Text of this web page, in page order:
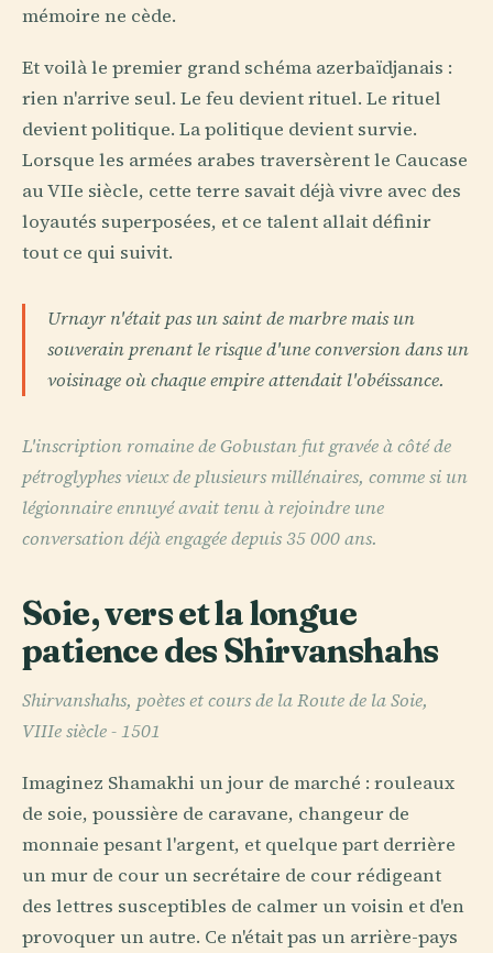
mémoire ne cède.
Et voilà le premier grand schéma azerbaïdjanais :
rien n'arrive seul. Le feu devient rituel. Le rituel
devient politique. La politique devient survie.
Lorsque les armées arabes traversèrent le Caucase
au VIIe siècle, cette terre savait déjà vivre avec des
loyautés superposées, et ce talent allait définir
tout ce qui suivit.
Urnayr n'était pas un saint de marbre mais un
souverain prenant le risque d'une conversion dans un
voisinage où chaque empire attendait l'obéissance.
L'inscription romaine de Gobustan fut gravée à côté de
pétroglyphes vieux de plusieurs millénaires, comme si un
légionnaire ennuyé avait tenu à rejoindre une
conversation déjà engagée depuis 35 000 ans.
Soie, vers et la longue
patience des Shirvanshahs
Shirvanshahs, poètes et cours de la Route de la Soie,
VIIIe siècle - 1501
Imaginez Shamakhi un jour de marché : rouleaux
de soie, poussière de caravane, changeur de
monnaie pesant l'argent, et quelque part derrière
un mur de cour un secrétaire de cour rédigeant
des lettres susceptibles de calmer un voisin et d'en
provoquer un autre. Ce n'était pas un arrière-pays